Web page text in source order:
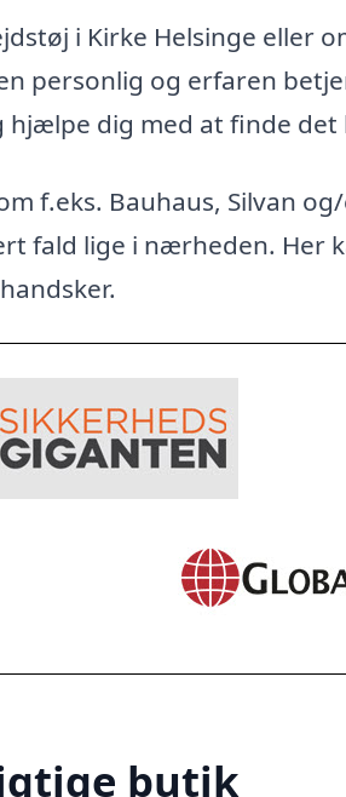
i Kirke Helsinge eller
personlig og erfaren
hjælpe dig med at finde
f.eks. Bauhaus, Silvan
fald lige i nærheden. Her
butik